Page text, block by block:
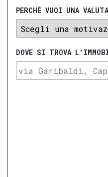
PERCHÈ VUOI UNA
DOVE SI TROVA